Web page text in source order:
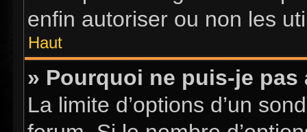
enfin autoriser ou non les
Haut
» Pourquoi ne puis-je
La limite d’options d’un